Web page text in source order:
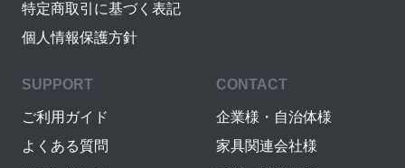
特定商取引に基づく表記
個人情報保護方針
SUPPORT
ご利用ガイド
よくある質問
CONTACT
企業様・自治体様
家具関連会社様